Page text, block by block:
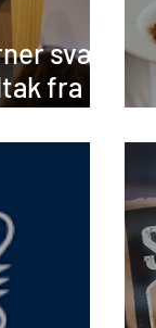
svært
fra